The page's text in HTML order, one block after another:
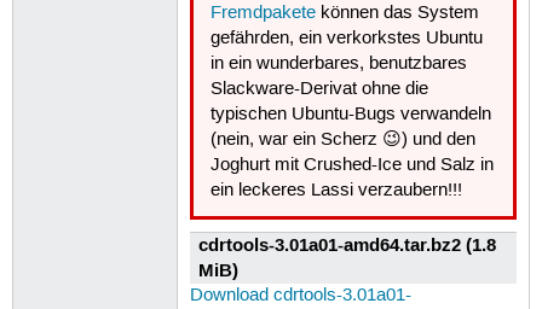
Fremdpakete können das System
gefährden, ein verkorkstes Ubuntu
in ein wunderbares, benutzbares
Slackware-Derivat ohne die
typischen Ubuntu-Bugs verwandeln
(nein, war ein Scherz 😉) und den
Joghurt mit Crushed-Ice und Salz in
ein leckeres Lassi verzaubern!!!
cdrtools-3.01a01-amd64.tar.bz2 (1.8
MiB)
Download cdrtools-3.01a01-